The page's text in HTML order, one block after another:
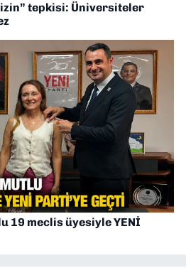
tepkisi: Üniversiteler
19 meclis üyesiyle YENİ